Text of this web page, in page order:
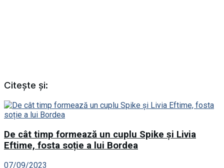
Citește și:
De cât timp formează un cuplu Spike și Livia
Eftime, fosta soție a lui Bordea
07/09/2023